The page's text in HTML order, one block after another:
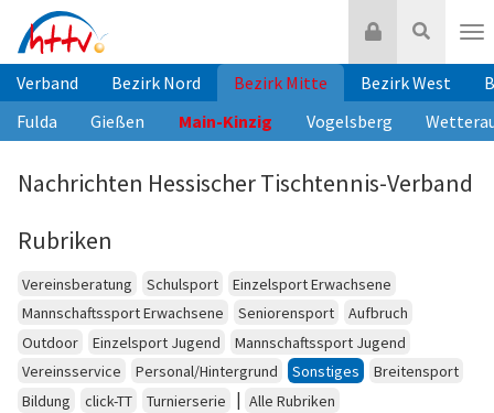
Inhalt
springen
Suche
Login
Verband Bezirk Nord Bezirk Mitte Bezirk West
Fulda
Gießen Main-Kinzig Vogelsberg
Nachrichten Hessischer Tischtennis-Verband
Rubriken
Vereinsberatung Schulsport
Einzelsport Erwachsene
Mannschaftssport Erwachsene
Seniorensport
Aufbruch
Outdoor
Einzelsport Jugend
Mannschaftssport Jugend
Vereinsservice
Personal/Hintergrund Sonstiges
Breitensport
Bildung
click-TT Turnierserie | Alle Rubriken